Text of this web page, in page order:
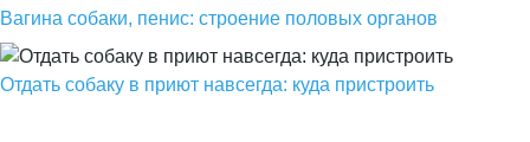
Вагина собаки, пенис: строение половых органов
Отдать собаку в приют навсегда: куда пристроить